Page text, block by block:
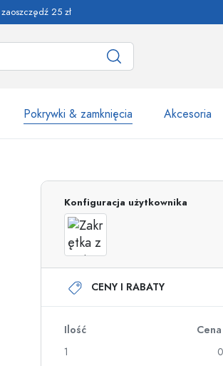
25 zł
Pokrywki & zamknięcia Akcesoria
Dozowniki airless
Butelki roll-on
Konfiguracja użytkownika
CENY I RABATY
Ilość
1